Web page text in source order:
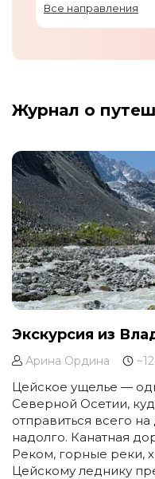
Все направления
Журнал о
Экскурсия из
Арина Ордина
Цейское ущелье —
Северной Осетии,
отправиться всего
надолго. Канатная
Реком, горные реки,
Цейскому леднику